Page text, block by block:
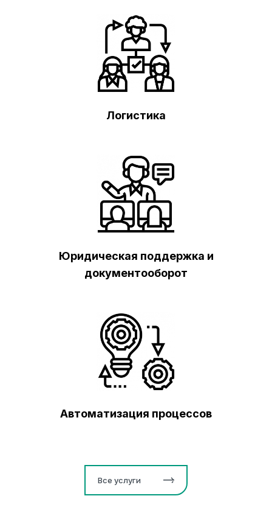
Логистика
Юридическая поддержка и
документооборот
Автоматизация процессов
Все услуги